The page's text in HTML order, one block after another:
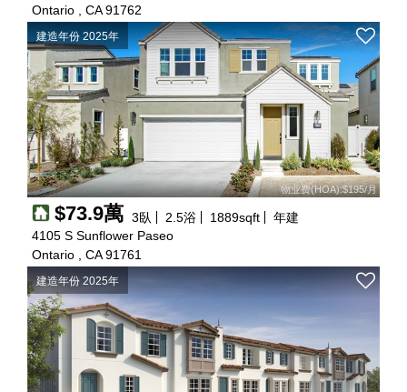
Ontario , CA 91762
建造年份 2025年
物业费(HOA):$195/月
$73.9萬 3臥 2.5浴 1889sqft
年建
4105 S Sunflower Paseo
Ontario , CA 91761
建造年份 2025年